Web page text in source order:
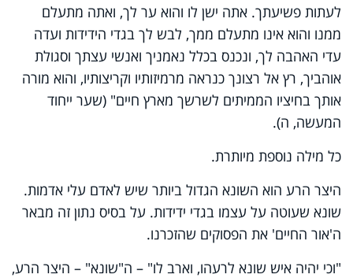
לעתות פשיעתך. אתה ישן לו והוא ער לך, ואתה מתעלם
ממנו והוא אינו מתעלם ממך, לבש לך בגדי הידידות ועדה
עדי האהבה לך, ונכנס בכלל נאמניך ואנשי עצתך וסגולת
אוהביך, רץ אל רצונך כנראה מרמיזותיו וקריצותיו, והוא מורה
אותך בחיציו הממיתים לשרשך מארץ חיים" (שער ייחוד
המעשה, ה).
כל מילה נוספת מיותרת.
היצר הרע הוא השונא הגדול ביותר שיש לאדם עלי אדמות.
שונא שעוטה על עצמו בגדי ידידות. על בסיס נתון זה מבאר
ה'אור החיים' את הפסוקים שהזכרנו.
"וכי יהיה איש שונא לרעהו, וארב לו" – ה"שונא" – היצר הרע,